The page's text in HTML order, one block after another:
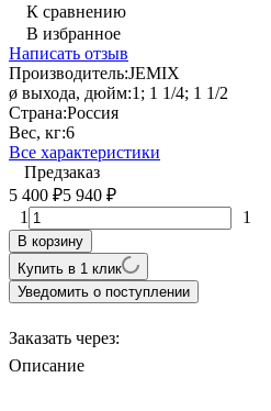
К сравнению
В избранное
Написать отзыв
Производитель:JEMIX
ø выхода, дюйм:1; 1 1/4; 1 1/2
Страна:Россия
Вес, кг:6
Все характеристики
Предзаказ
5 400 ₽5 940 ₽
1 1
В корзину
Купить в 1 клик
Уведомить о поступлении
Заказать через:
Описание